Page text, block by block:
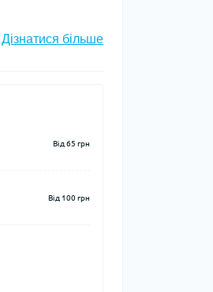
Дізнатися більше
Від 65 грн
Від 100 грн